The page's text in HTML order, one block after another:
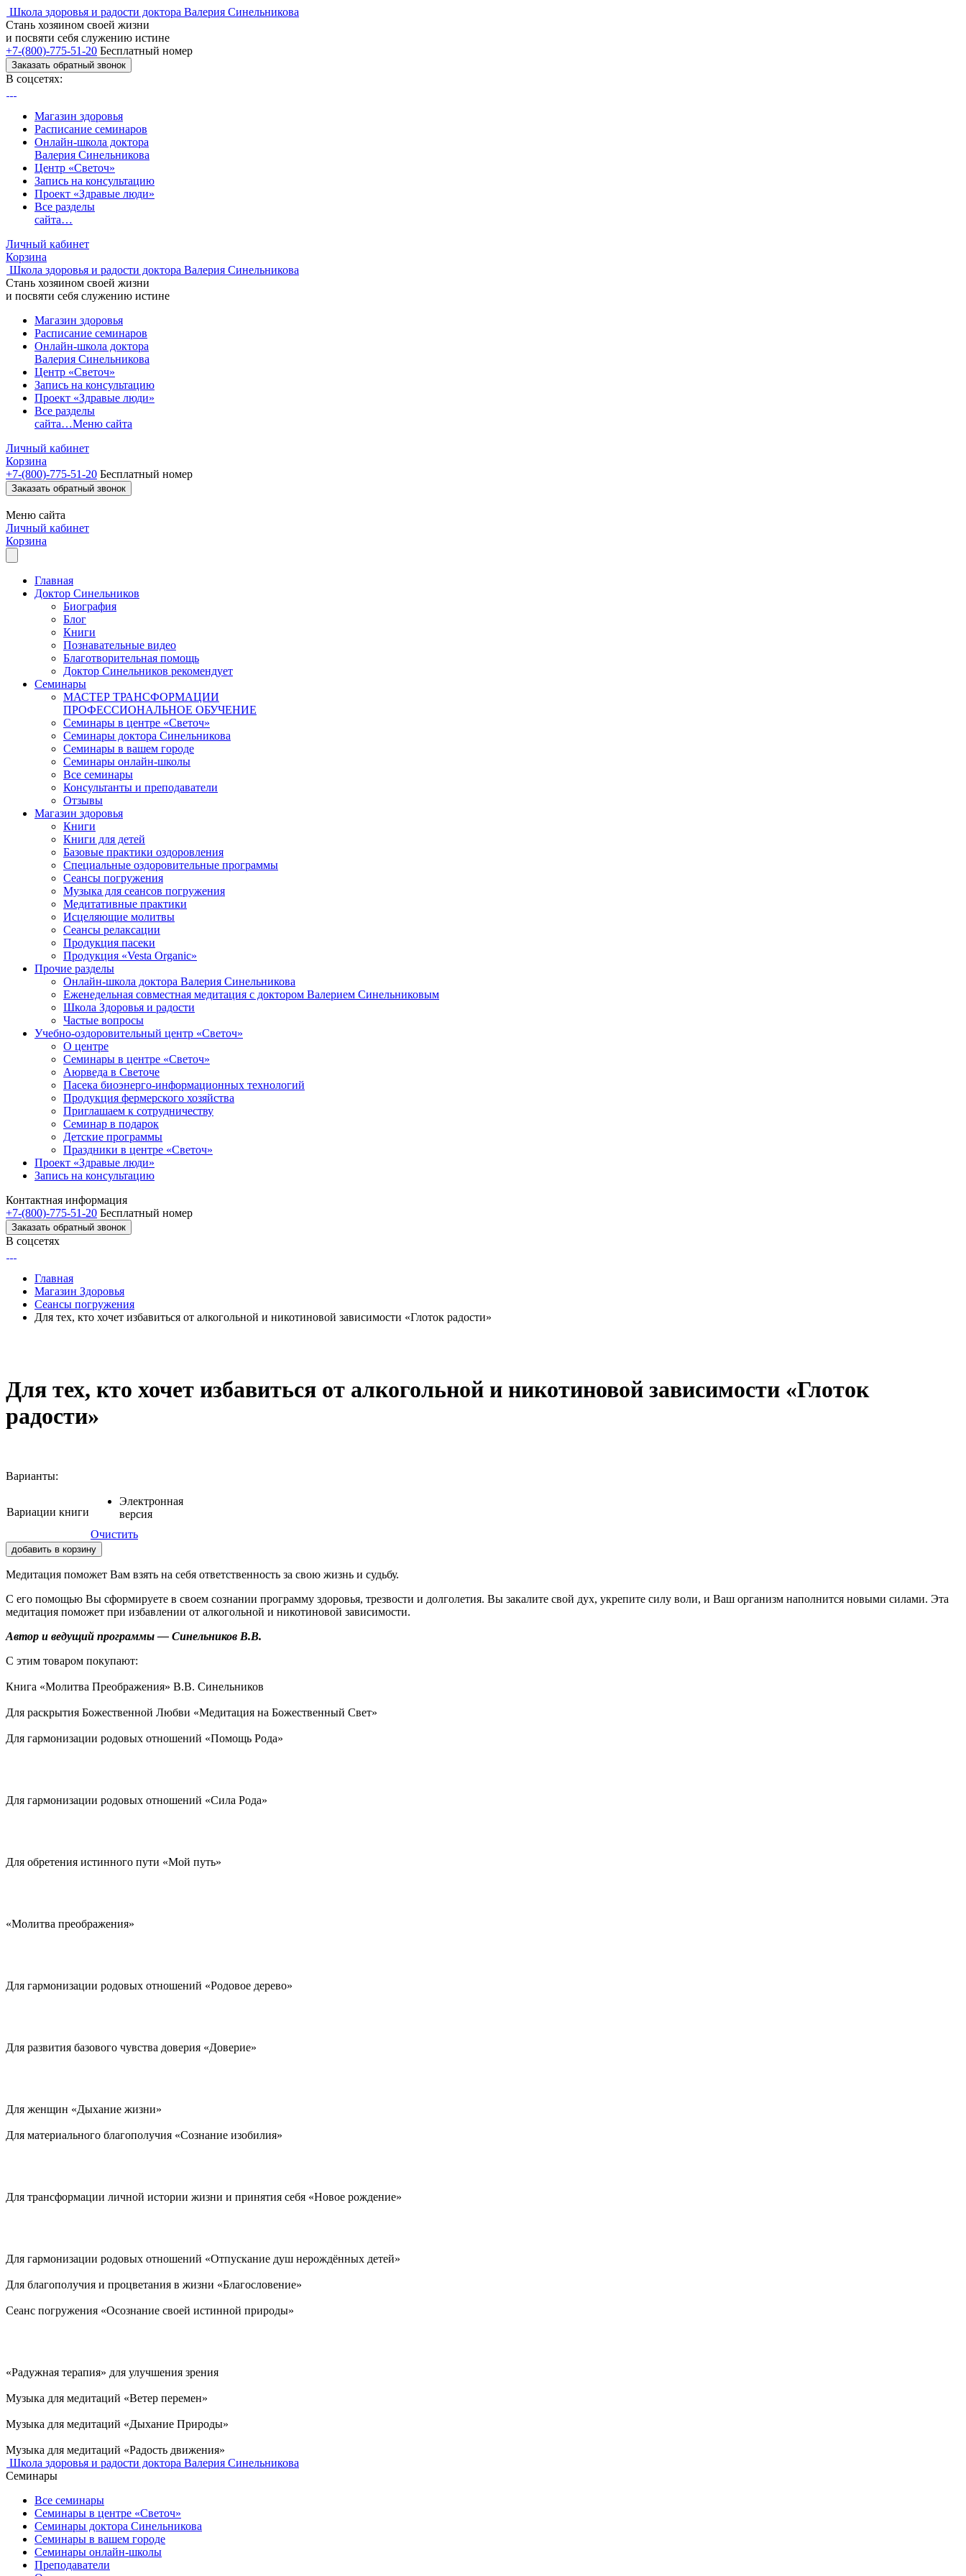
Школа здоровья и радости доктора Валерия Синельникова
Стань хозяином своей жизни
и посвяти себя служению истине
+7-(800)-775-51-20 Бесплатный номер
Заказать обратный звонок
В соцсетях:
Магазин здоровья
Расписание семинаров
Онлайн-школа доктора
Валерия Синельникова
Центр «Светоч»
Запись на консультацию
Проект «Здравые люди»
Все разделы
сайта…
Личный кабинет
Корзина
Школа здоровья и радости доктора Валерия Синельникова
Стань хозяином своей жизни
и посвяти себя служению истине
Магазин здоровья
Расписание семинаров
Онлайн-школа доктора
Валерия Синельникова
Центр «Светоч»
Запись на консультацию
Проект «Здравые люди»
Все разделы
сайта…Меню сайта
Личный кабинет
Корзина
+7-(800)-775-51-20 Бесплатный номер
Заказать обратный звонок
Меню сайта
Личный кабинет
Корзина
Главная
Доктор Синельников
Биография
Блог
Книги
Познавательные видео
Благотворительная помощь
Доктор Синельников рекомендует
Семинары
МАСТЕР ТРАНСФОРМАЦИИ
ПРОФЕССИОНАЛЬНОЕ ОБУЧЕНИЕ
Семинары в центре «Светоч»
Семинары доктора Синельникова
Семинары в вашем городе
Семинары онлайн-школы
Все семинары
Консультанты и преподаватели
Отзывы
Магазин здоровья
Книги
Книги для детей
Базовые практики оздоровления
Специальные оздоровительные программы
Сеансы погружения
Музыка для сеансов погружения
Медитативные практики
Исцеляющие молитвы
Сеансы релаксации
Продукция пасеки
Продукция «Vesta Organic»
Прочие разделы
Онлайн-школа доктора Валерия Синельникова
Еженедельная совместная медитация с доктором Валерием Синельниковым
Школа Здоровья и радости
Частые вопросы
Учебно-оздоровительный центр «Светоч»
О центре
Семинары в центре «Светоч»
Аюрведа в Светоче
Пасека биоэнерго-информационных технологий
Продукция фермерского хозяйства
Приглашаем к сотрудничеству
Семинар в подарок
Детские программы
Праздники в центре «Светоч»
Проект «Здравые люди»
Запись на консультацию
Контактная информация
+7-(800)-775-51-20 Бесплатный номер
Заказать обратный звонок
В соцсетях
Главная
Магазин Здоровья
Сеансы погружения
Для тех, кто хочет избавиться от алкогольной и никотиновой зависимости «Глоток радости»
Для тех, кто хочет избавиться от алкогольной и никотиновой зависимости «Глоток
радости»
Варианты:
Вариации книги
Электронная
версия
Очистить
добавить в корзину
Медитация поможет Вам взять на себя ответственность за свою жизнь и судьбу.
С его помощью Вы сформируете в своем сознании программу здоровья, трезвости и долголетия. Вы закалите свой дух, укрепите силу воли, и Ваш организм наполнится новыми силами. Эта
медитация поможет при избавлении от алкогольной и никотиновой зависимости.
Автор и ведущий программы — Синельников В.В.
С этим товаром покупают:
Книга «Молитва Преображения» В.В. Синельников
Для раскрытия Божественной Любви «Медитация на Божественный Свет»
Для гармонизации родовых отношений «Помощь Рода»
Для гармонизации родовых отношений «Сила Рода»
Для обретения истинного пути «Мой путь»
«Молитва преображения»
Для гармонизации родовых отношений «Родовое дерево»
Для развития базового чувства доверия «Доверие»
Для женщин «Дыхание жизни»
Для материального благополучия «Сознание изобилия»
Для трансформации личной истории жизни и принятия себя «Новое рождение»
Для гармонизации родовых отношений «Отпускание душ нерождённых детей»
Для благополучия и процветания в жизни «Благословение»
Сеанс погружения «Осознание своей истинной природы»
«Радужная терапия» для улучшения зрения
Музыка для медитаций «Ветер перемен»
Музыка для медитаций «Дыхание Природы»
Музыка для медитаций «Радость движения»
Школа здоровья и радости доктора Валерия Синельникова
Семинары
Все семинары
Семинары в центре «Светоч»
Семинары доктора Синельникова
Семинары в вашем городе
Семинары онлайн-школы
Преподаватели